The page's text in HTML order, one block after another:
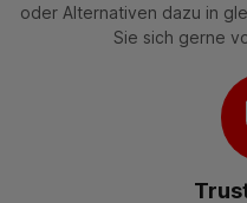
oder Alternativen dazu in
Sie sich gerne